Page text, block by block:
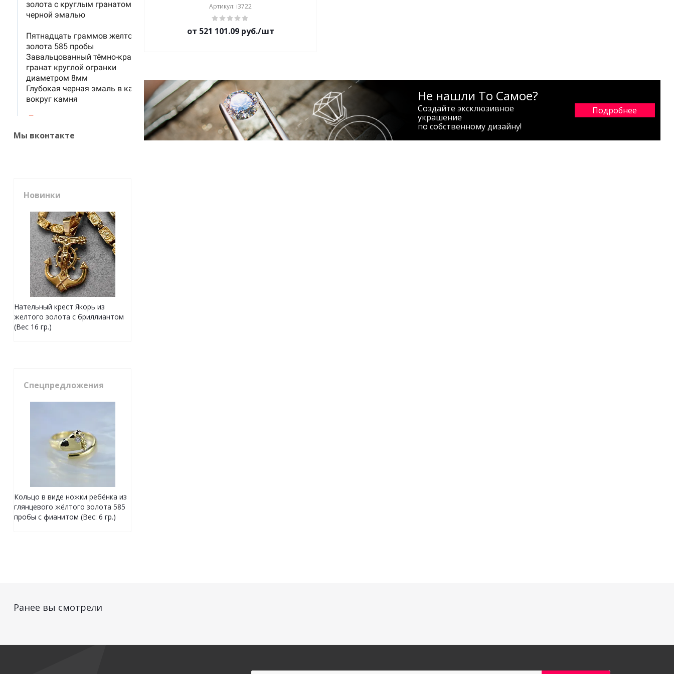
Артикул: i3722
от 521 101.09 руб./шт
Не нашли То Самое?
Создайте эксклюзивное
украшение
по собственному дизайну!
Подробнее
Мы вконтакте
Новинки
Нательный крест Якорь из
желтого золота с бриллиантом
(Вес 16 гр.)
Спецпредложения
Кольцо в виде ножки ребёнка из
глянцевого жёлтого золота 585
пробы с фианитом (Вес: 6 гр.)
Ранее вы смотрели